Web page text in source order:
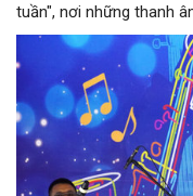
tuần", nơi những thanh
nhiều nền văn hóa gặp
đô. Từ những tác phẩm
điệu Việt Nam đậm
trình thưởng thức âm
diện mạo văn hóa của